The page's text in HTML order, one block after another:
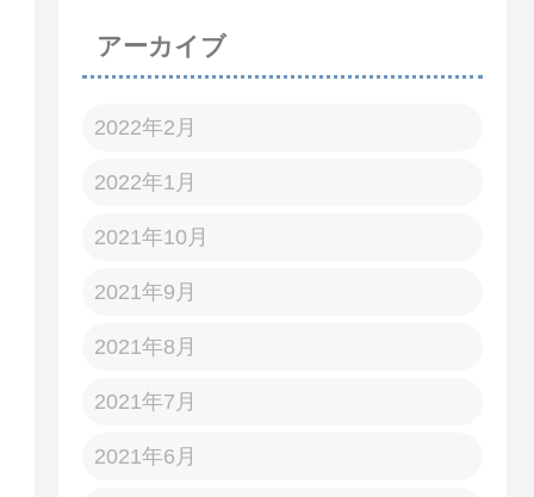
アーカイブ
2022年2月
2022年1月
2021年10月
2021年9月
2021年8月
2021年7月
2021年6月